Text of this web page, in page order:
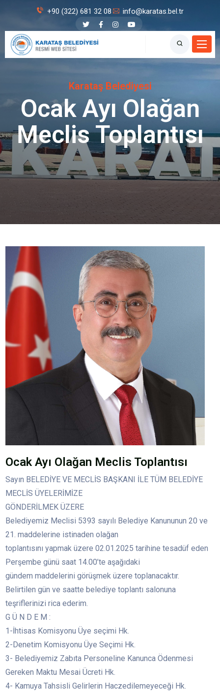
+90 (322) 681 32 08 info@karatas.bel.tr
Karataş Belediyesi
Ocak Ayı Olağan
Meclis Toplantısı
Ocak Ayı Olağan Meclis Toplantısı
Sayın BELEDİYE VE MECLİS BAŞKANI İLE TÜM BELEDİYE
MECLİS ÜYELERİMİZE
GÖNDERİLMEK ÜZERE
Belediyemiz Meclisi 5393 sayılı Belediye Kanununun 20 ve
21. maddelerine istinaden olağan
toplantısını yapmak üzere 02.01.2025 tarihine tesadüf eden
Perşembe günü saat 14.00’te aşağıdaki
gündem maddelerini görüşmek üzere toplanacaktır.
Belirtilen gün ve saatte belediye toplantı salonuna
teşriflerinizi rica ederim.
G Ü N D E M :
1-İhtisas Komisyonu Üye seçimi Hk.
2-Denetim Komisyonu Üye Seçimi Hk.
3- Belediyemiz Zabıta Personeline Kanunca Ödenmesi
Gereken Maktu Mesai Ücreti Hk.
4- Kamuya Tahsisli Gelirlerin Haczedilemeyeceği Hk.